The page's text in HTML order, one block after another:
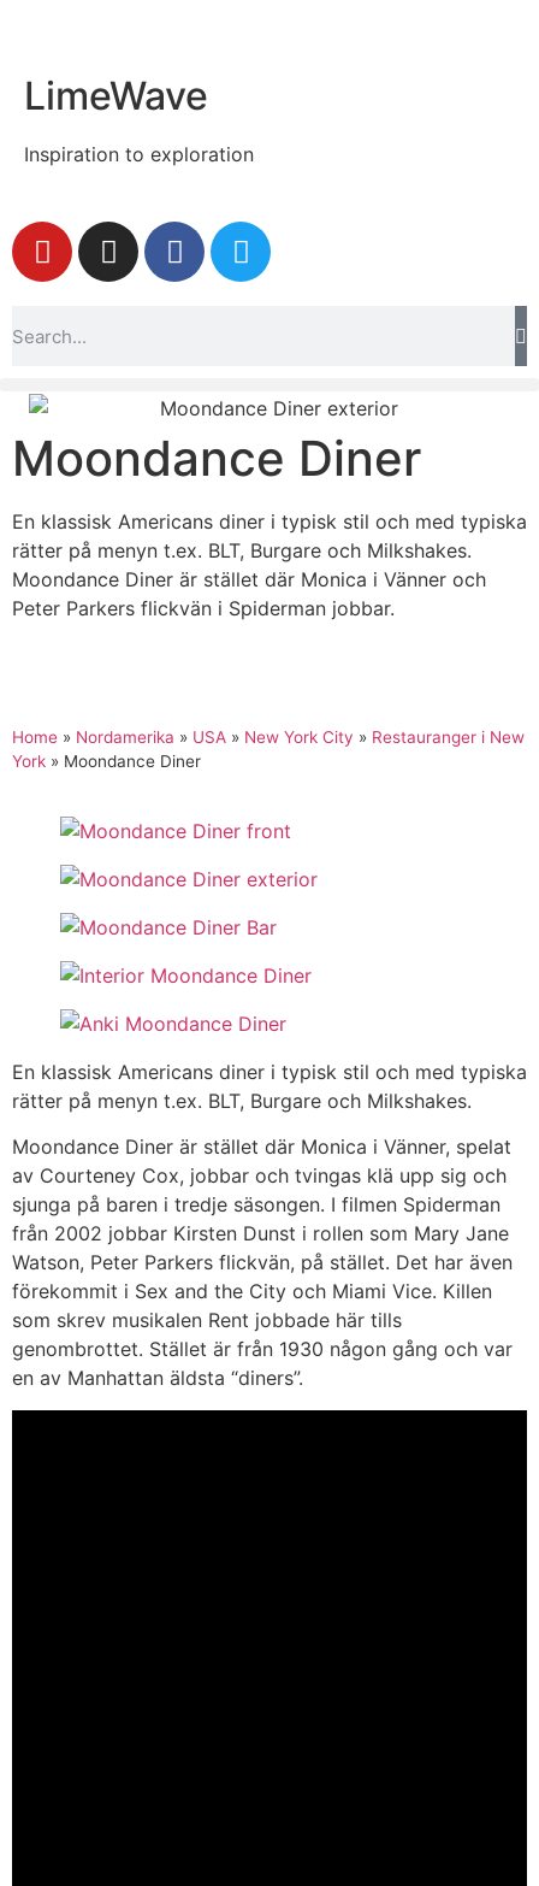
LimeWave
Inspiration to exploration
Moondance Diner
En klassisk Americans diner i typisk stil och med typiska
rätter på menyn t.ex. BLT, Burgare och Milkshakes.
Moondance Diner är stället där Monica i Vänner och
Peter Parkers flickvän i Spiderman jobbar.
Home » Nordamerika » USA » New York City » Restauranger i New
York » Moondance Diner
En klassisk Americans diner i typisk stil och med typiska
rätter på menyn t.ex. BLT, Burgare och Milkshakes.
Moondance Diner är stället där Monica i Vänner, spelat
av Courteney Cox, jobbar och tvingas klä upp sig och
sjunga på baren i tredje säsongen. I filmen Spiderman
från 2002 jobbar Kirsten Dunst i rollen som Mary Jane
Watson, Peter Parkers flickvän, på stället. Det har även
förekommit i Sex and the City och Miami Vice. Killen
som skrev musikalen Rent jobbade här tills
genombrottet. Stället är från 1930 någon gång och var
en av Manhattan äldsta “diners”.